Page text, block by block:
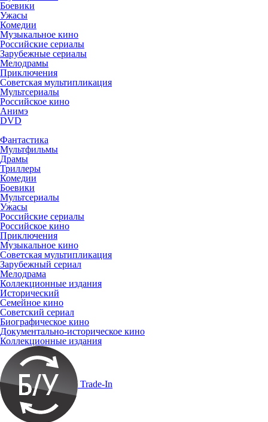
Боевики
Ужасы
Комедии
Музыкальное кино
Российские сериалы
Зарубежные сериалы
Мелодрамы
Приключения
Советская мультипликация
Мультсериалы
Российское кино
Анимэ
DVD
Фантастика
Мультфильмы
Драмы
Триллеры
Комедии
Боевики
Мультсериалы
Ужасы
Российские сериалы
Российское кино
Приключения
Музыкальное кино
Советская мультипликация
Зарубежный сериал
Мелодрама
Коллекционные издания
Исторический
Семейное кино
Советский сериал
Биографическое кино
Документально-историческое кино
Коллекционные издания
Trade-In